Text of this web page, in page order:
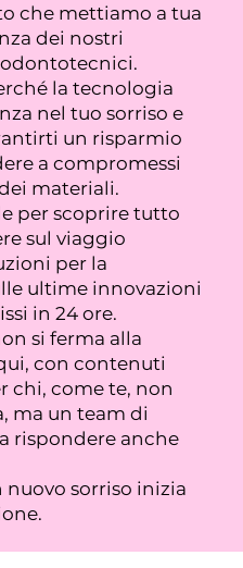
che mettiamo a tua
dei nostri
la tecnologia
nel tuo sorriso e
un risparmio
a compromessi
materiali.
per scoprire tutto
sul viaggio
per la
ultime innovazioni
in 24 ore.
si ferma alla
con contenuti
chi, come te, non
ma un team di
rispondere anche
nuovo sorriso inizia